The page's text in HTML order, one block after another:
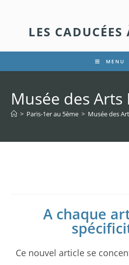
LES
MENU
Musée des
> Paris-1er au 5ème > Musée des
A chaque
Ce nouvel article se